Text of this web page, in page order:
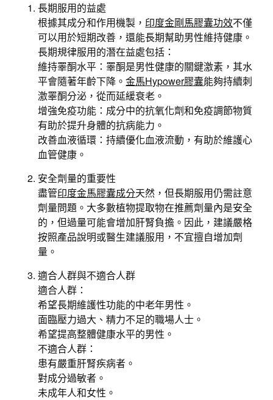
長期服用的益處
根據其成分和作用機製， 印度金剛馬膠囊功效不僅
可以用於短期改善，還能長期幫助男性維持健康。
長期規律服用的潛在益處包括：
維持睪酮水平：睪酮是男性健康的關鍵激素，其水
平會隨著年齡下降。金馬Hypower膠囊能夠持續刺
激睪酮分泌，從而延緩衰老。
增強免疫功能：成分中的抗氧化劑和免疫調節物質
有助於提升身體的抗病能力。
改善血液循環：持續優化血液流動，有助於維護心
血管健康。
安全劑量的重要性
盡管印度金馬膠囊成分天然，但長期服用仍需註意
劑量問題。大多數植物提取物在推薦劑量內是安全
的，但過量可能會增加肝腎負擔。因此，建議嚴格
按照產品說明或醫生建議服用，不宜擅自增加劑
量。
適合人群與不適合人群
適合人群：
希望長期維護性功能的中老年男性。
面臨壓力過大、精力不足的職場人士。
希望提高整體健康水平的男性。
不適合人群：
患有嚴重肝腎疾病者。
對成分過敏者。
未成年人和女性。